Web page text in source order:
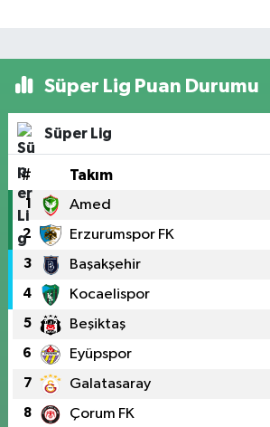
Süper Lig Puan Durumu
Süper Lig
# Takım
1 Amed
2 Erzurumspor FK
3 Başakşehir
4 Kocaelispor
5 Beşiktaş
6 Eyüpspor
7 Galatasaray
8 Çorum FK